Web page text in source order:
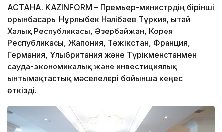
АСТАНА. KAZINFORM – Премьер-министрдің бірінші
орынбасары Нұрлыбек Нәлібаев Түркия, Қытай
Халық Республикасы, Әзербайжан, Корея
Республикасы, Жапония, Тәжікстан, Франция,
Германия, Ұлыбритания және Түрікменстанмен
сауда-экономикалық және инвестициялық
ынтымақтастық мәселелері бойынша кеңес
өткізді.